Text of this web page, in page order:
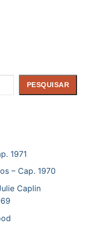
PESQUISAR
1971
– Cap. 1970
Caplin